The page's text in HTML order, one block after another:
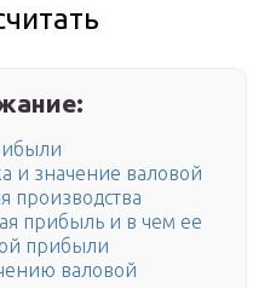
и значение валовой
производства
прибыль и в чем ее
прибыли
валовой